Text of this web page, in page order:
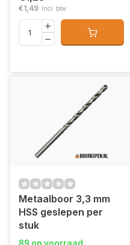
€1,49 Incl. btw
Metaalboor 3,3 mm
HSS geslepen per
stuk